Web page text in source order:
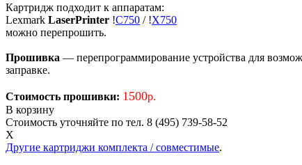
Картридж подходит к аппаратам:
Lexmark LaserPrinter !C750 / !X750
можно перепрошить.
Прошивка — перепрограммирование устройства для
заправке.
Стоимость прошивки: 1500р.
В корзину
Стоимость уточняйте по тел. 8 (495) 739-58-52
X
Другие картриджи комплекта / совместимые.